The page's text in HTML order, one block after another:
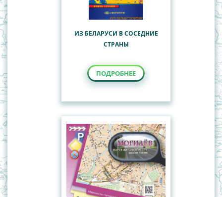
ИЗ БЕЛАРУСИ В СОСЕДНИЕ
СТРАНЫ
ПОДРОБНЕЕ